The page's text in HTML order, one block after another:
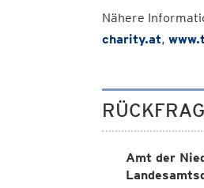
Nähere
charity.at,
Amt der